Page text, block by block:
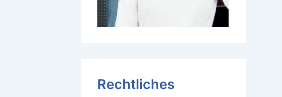
Rechtliches